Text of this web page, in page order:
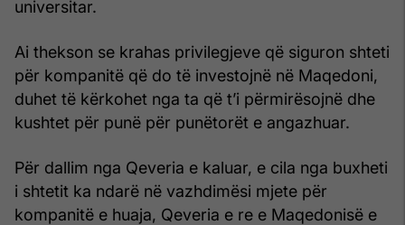
universitar.
Ai thekson se krahas privilegjeve që siguron shteti
për kompanitë që do të investojnë në Maqedoni,
duhet të kërkohet nga ta që t’i përmirësojnë dhe
kushtet për punë për punëtorët e angazhuar.
Për dallim nga Qeveria e kaluar, e cila nga buxheti
i shtetit ka ndarë në vazhdimësi mjete për
kompanitë e huaja, Qeveria e re e Maqedonisë e